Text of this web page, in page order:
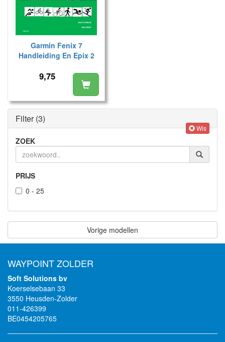
Garmin Fenix 7
Handleiding En Epix 2
9,75
Filter(3)
Wis
ZOEK
PRIJS
0 - 25
Vorige modellen
WAYPOINT ZOLDER
Soft Solutions bv
Koerselsebaan 33
3550 Heusden-Zolder
011-426399
BE0454205765